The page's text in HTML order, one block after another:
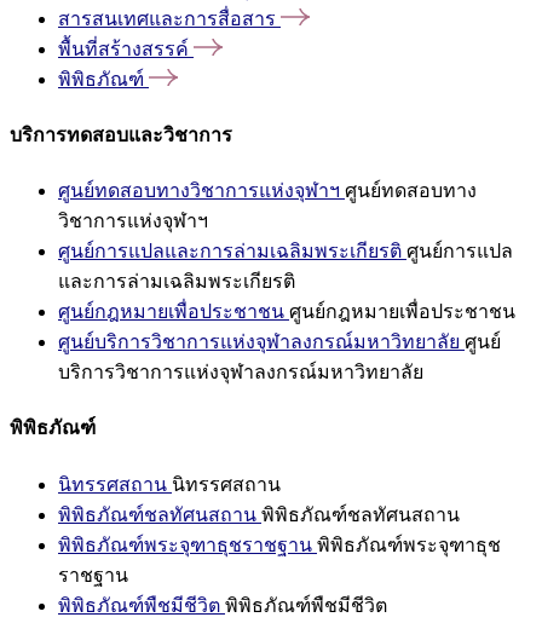
สารสนเทศและการสื่อสาร
พื้นที่สร้างสรรค์
พิพิธภัณฑ์
บริการทดสอบและวิชาการ
ศูนย์ทดสอบทางวิชาการแห่งจุฬาฯ ศูนย์ทดสอบทาง
วิชาการแห่งจุฬาฯ
ศูนย์การแปลและการล่ามเฉลิมพระเกียรติ ศูนย์การแปล
และการล่ามเฉลิมพระเกียรติ
ศูนย์กฎหมายเพื่อประชาชน ศูนย์กฎหมายเพื่อประชาชน
ศูนย์บริการวิชาการแห่งจุฬาลงกรณ์มหาวิทยาลัย ศูนย์
บริการวิชาการแห่งจุฬาลงกรณ์มหาวิทยาลัย
พิพิธภัณฑ์
นิทรรศสถาน นิทรรศสถาน
พิพิธภัณฑ์ชลทัศนสถาน พิพิธภัณฑ์ชลทัศนสถาน
พิพิธภัณฑ์พระจุฑาธุชราชฐาน พิพิธภัณฑ์พระจุฑาธุช
ราชฐาน
พิพิธภัณฑ์พืชมีชีวิต พิพิธภัณฑ์พืชมีชีวิต